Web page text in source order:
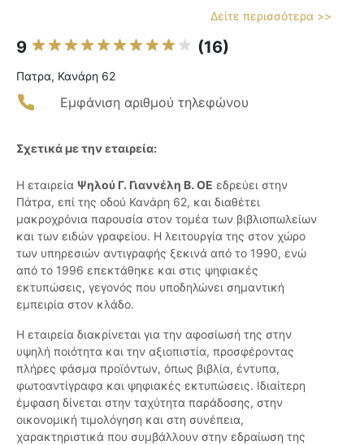
Δείτε περισσότερα >>
9 (16)
Πατρα, Κανάρη 62
Εμφάνιση αριθμού τηλεφώνου
Σχετικά με την εταιρεία:
Η εταιρεία Ψηλού Γ. Γιαννέλη Β. ΟΕ εδρεύει στην
Πάτρα, επί της οδού Κανάρη 62, και διαθέτει
μακροχρόνια παρουσία στον τομέα των βιβλιοπωλείων
και των ειδών γραφείου. Η λειτουργία της στον χώρο
των υπηρεσιών αντιγραφής ξεκινά από το 1990, ενώ
από το 1996 επεκτάθηκε και στις ψηφιακές
εκτυπώσεις, γεγονός που υποδηλώνει σημαντική
εμπειρία στον κλάδο.
Η εταιρεία διακρίνεται για την αφοσίωσή της στην
υψηλή ποιότητα και την αξιοπιστία, προσφέροντας
πλήρες φάσμα προϊόντων, όπως βιβλία, έντυπα,
φωτοαντίγραφα και ψηφιακές εκτυπώσεις. Ιδιαίτερη
έμφαση δίνεται στην ταχύτητα παράδοσης, στην
οικονομική τιμολόγηση και στη συνέπεια,
χαρακτηριστικά που συμβάλλουν στην εδραίωση της